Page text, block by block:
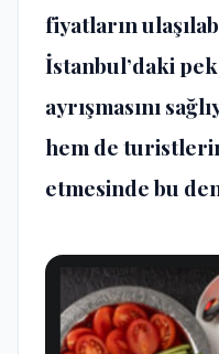
fiyatların
İstanbul’daki
ayrışmasını
hem de
etmesinde bu